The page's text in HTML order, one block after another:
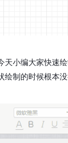
小编大家快速
制的时候根本